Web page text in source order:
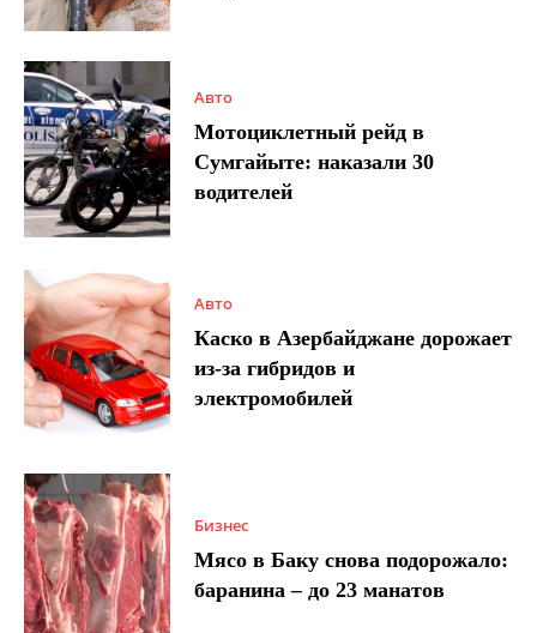
Авто
Мотоциклетный рейд в
Сумгайыте: наказали 30
водителей
Авто
Каско в Азербайджане дорожает
из-за гибридов и
электромобилей
Бизнес
Мясо в Баку снова подорожало:
баранина – до 23 манатов